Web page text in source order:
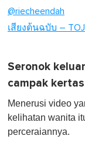
,
0
@riecheendah
เสียงต้นฉบับ –
Seronok
campak
Menerusi video
kelihatan wanita
perceraiannya.